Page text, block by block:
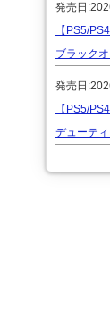
発売日
【PS5/
ブラック
発売日
【PS5/
デューテ